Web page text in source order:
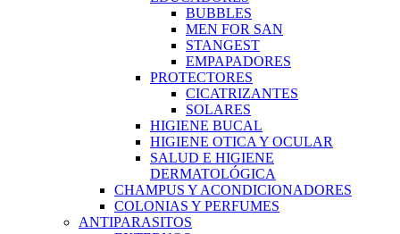
BUBBLES
MEN FOR SAN
STANGEST
EMPAPADORES
PROTECTORES
CICATRIZANTES
SOLARES
HIGIENE BUCAL
HIGIENE OTICA Y OCULAR
SALUD E HIGIENE
DERMATOLÓGICA
CHAMPUS Y ACONDICIONADORES
COLONIAS Y PERFUMES
ANTIPARASITOS